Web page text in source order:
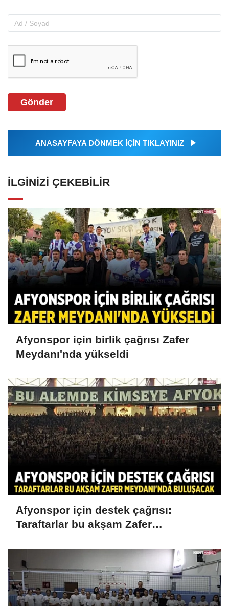
Gönder
ANASAYFAYA DÖNMEK İÇİN TIKLAYINIZ
İLGINIZI ÇEKEBILIR
Afyonspor için birlik çağrısı Zafer
Meydanı'nda yükseldi
Afyonspor için destek çağrısı:
Taraftarlar bu akşam Zafer